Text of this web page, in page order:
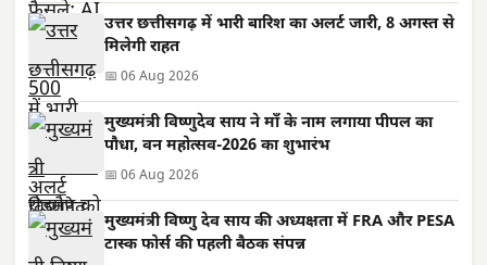
उत्तर छत्तीसगढ़ में भारी बारिश का अलर्ट जारी, 8 अगस्त से
मिलेगी राहत
📅 06 Aug 2026
मुख्यमंत्री विष्णुदेव साय ने माँ के नाम लगाया पीपल का
पौधा, वन महोत्सव-2026 का शुभारंभ
📅 06 Aug 2026
मुख्यमंत्री विष्णु देव साय की अध्यक्षता में FRA और PESA
टास्क फोर्स की पहली बैठक संपन्न